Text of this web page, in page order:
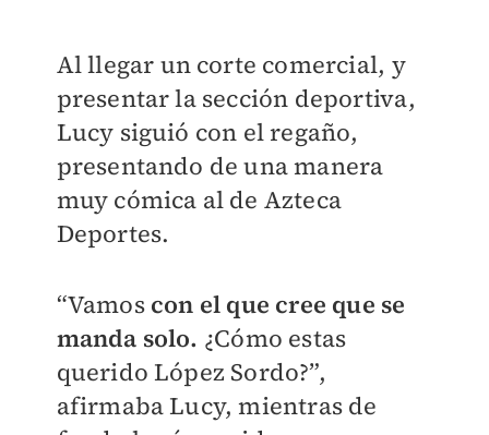
Al llegar un corte comercial, y
presentar la sección deportiva,
Lucy siguió con el regaño,
presentando de una manera
muy cómica al de Azteca
Deportes.
“Vamos con el que cree que se
manda solo. ¿Cómo estas
querido López Sordo?”,
afirmaba Lucy, mientras de